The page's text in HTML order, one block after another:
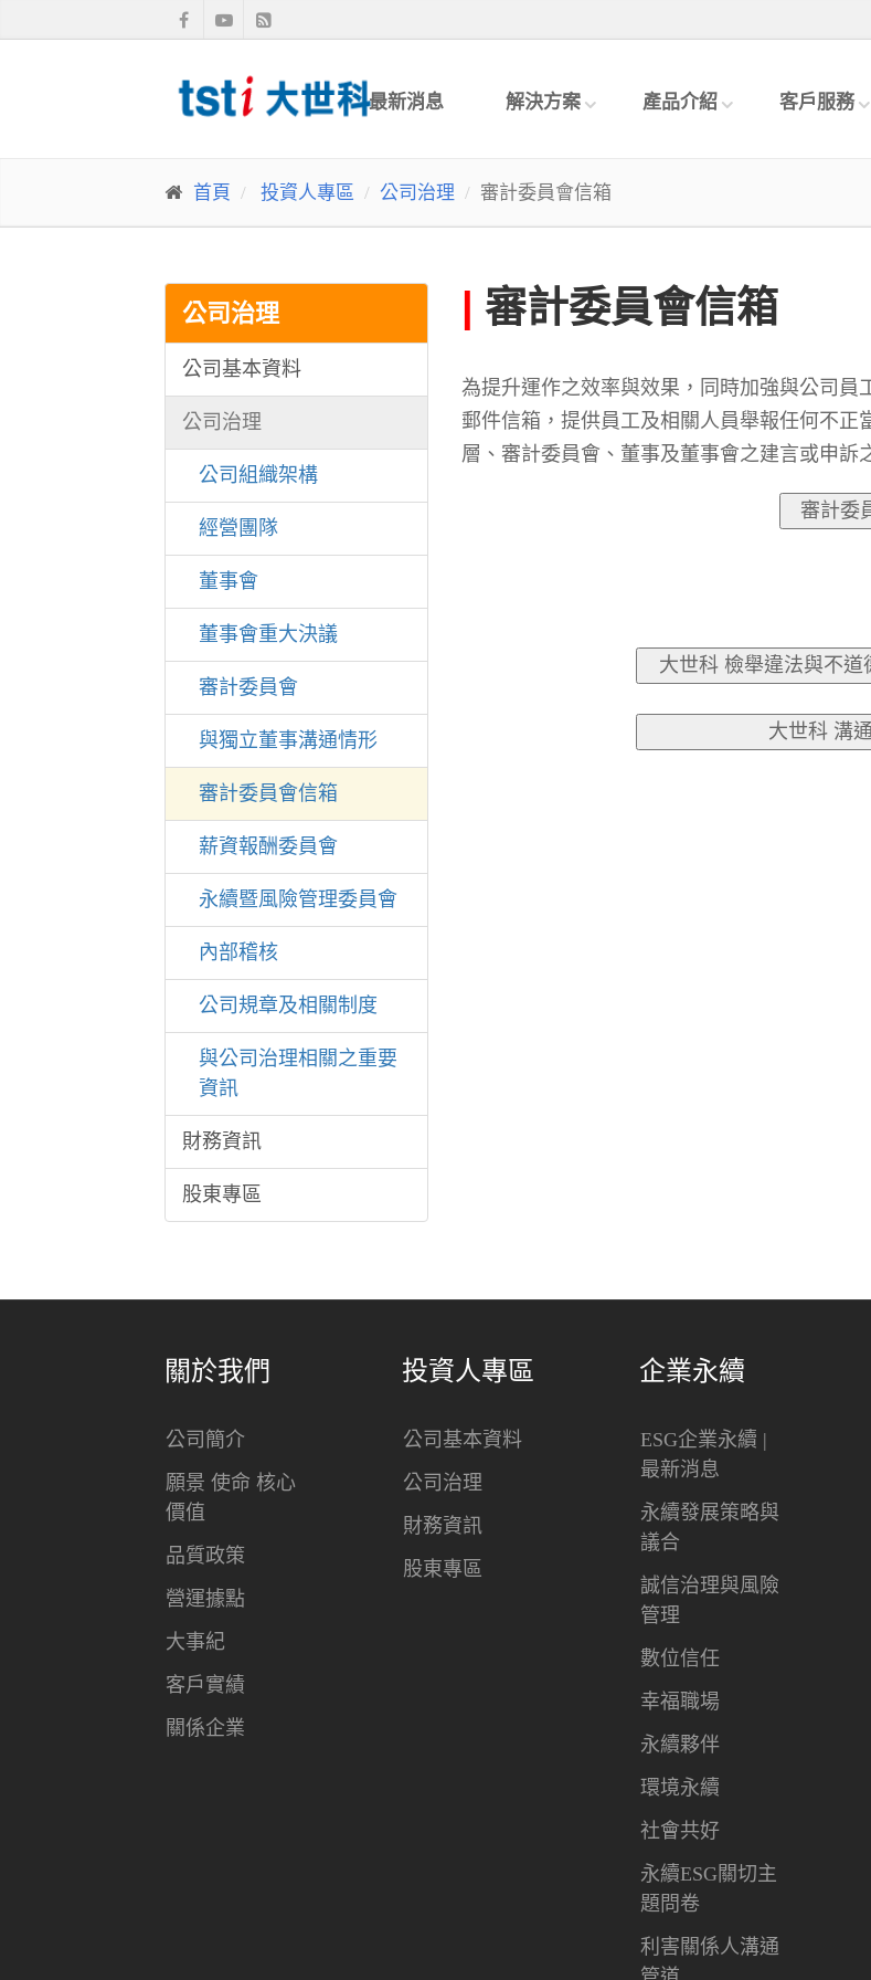
最新消息 解決方案 產品介紹 客戶服務
首頁 投資人專區 公司治理 審計委員會信箱
公司治理
公司基本資料
公司治理
公司組織架構
經營團隊
董事會
董事會重大決議
審計委員會
與獨立董事溝通情形
審計委員會信箱
薪資報酬委員會
永續暨風險管理委員會
內部稽核
公司規章及相關制度
與公司治理相關之重要
資訊
財務資訊
股東專區
審計委員會信箱
為提升運作之效率與效果，同時加強與公司
郵件信箱，提供員工及相關人員舉報任何不
層、審計委員會、董事及董事會之建言或申訴
關於我們
公司簡介
願景 使命 核心
價值
品質政策
營運據點
大事紀
客戶實績
關係企業
投資人專區
公司基本資料
公司治理
財務資訊
股東專區
企業永續
ESG企業永續 |
最新消息
永續發展策略與
議合
誠信治理與風險
管理
數位信任
幸福職場
永續夥伴
環境永續
社會共好
永續ESG關切主
題問卷
利害關係人溝通